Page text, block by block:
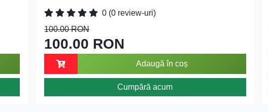
0 (0 review-uri)
100.00 RON
100.00 RON
Adaugă în coș
Cumpără acum